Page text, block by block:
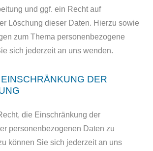
und ggf. ein Recht auf
Löschung dieser Daten. Hierzu sowie
zum Thema personenbezogene
sich jederzeit an uns wenden.
DER
die Einschränkung der
personenbezogenen Daten zu
können Sie sich jederzeit an uns